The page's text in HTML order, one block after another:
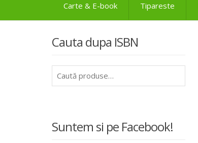
Carte & E-book Tipareste
Cauta dupa ISBN
după:
Suntem si pe Facebook!